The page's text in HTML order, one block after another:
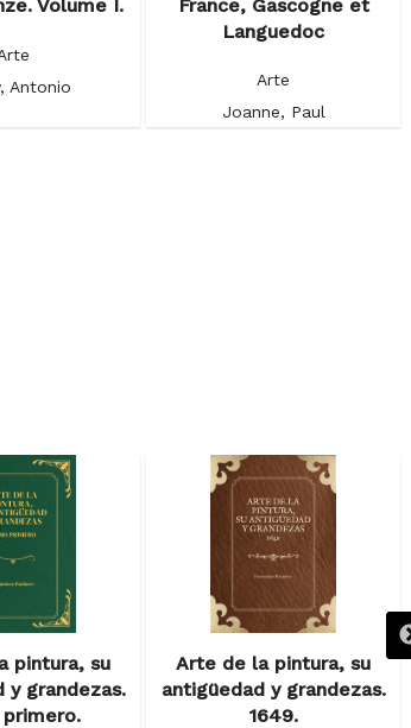
Volume I.
Antonio
France, Gascogne et
Languedoc
Arte
Joanne, Paul
pintura, su
y grandezas.
primero.
Arte de la pintura, su
antigüedad y grandezas.
1649.